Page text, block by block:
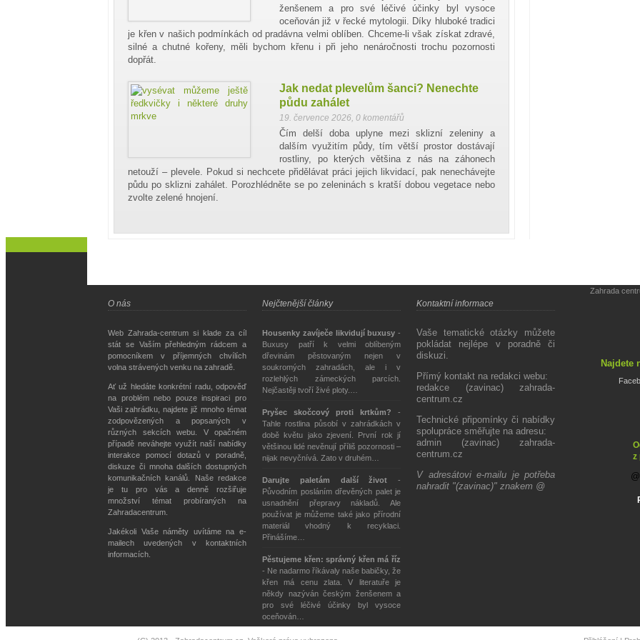
ženšenem a pro své léčivé účinky byl vysoce
oceňován již v řecké mytologii. Díky hluboké tradici
je křen v našich podmínkách od pradávna velmi oblíben. Chceme-li však získat zdravé,
silné a chutné kořeny, měli bychom křenu i při jeho nenáročnosti trochu pozornosti
dopřát.
Jak nedat plevelům šanci? Nenechte
půdu zahálet
19. července 2026, 0 komentářů
Čím delší doba uplyne mezi sklizní zeleniny a
dalším využitím půdy, tím větší prostor dostávají
rostliny, po kterých většina z nás na záhonech
netouží – plevele. Pokud si nechcete přidělávat práci jejich likvidací, pak nenechávejte
půdu po sklizni zahálet. Porozhlédněte se po zeleninách s kratší dobou vegetace nebo
zvolte zelené hnojení.
O nás
Web Zahrada-centrum si klade za cíl
stát se Vaším přehledným rádcem a
pomocníkem v příjemných chvílích
volna strávených venku na zahradě.
Ať už hledáte konkrétní radu, odpověď
na problém nebo pouze inspiraci pro
Vaši zahrádku, najdete již mnoho témat
zodpovězených a popsaných v
různých sekcích webu. V opačném
případě neváhejte využít naší nabídky
interakce pomocí dotazů v poradně,
diskuze či mnoha dalších dostupných
komunikačních kanálů. Naše redakce
je tu pro vás a denně rozšiřuje
množství témat probíraných na
Zahradacentrum.
Jakékoli Vaše náměty uvítáme na e-
mailech uvedených v kontaktních
informacích.
Nejčtenější články
Housenky zavíječe likvidují buxusy -
Buxusy patří k velmi oblíbeným
dřevinám pěstovaným nejen v
soukromých zahradách, ale i v
rozlehlých zámeckých parcích.
Nejčastěji tvoří živé ploty.…
Pryšec skočcový proti krtkům? -
Tahle rostlina působí v zahrádkách v
době květu jako zjevení. První rok jí
většinou lidé nevěnují příliš pozornosti –
nijak nevyčnívá. Zato v druhém…
Darujte paletám další život -
Původním posláním dřevěných palet je
usnadnění přepravy nákladů. Ale
používat je můžeme také jako přírodní
materiál vhodný k recyklaci.
Přinášíme…
Pěstujeme křen: správný křen má říz
- Ne nadarmo říkávaly naše babičky, že
křen má cenu zlata. V literatuře je
někdy nazýván českým ženšenem a
pro své léčivé účinky byl vysoce
oceňován…
Kontaktní informace
Vaše tematické otázky můžete
pokládat nejlépe v poradně či
diskuzi.
Přímý kontakt na redakci webu:
redakce (zavinac) zahrada-
centrum.cz
Technické připomínky či nabídky
spolupráce směřujte na adresu:
admin (zavinac) zahrada-
centrum.cz
V adresátovi e-mailu je potřeba
nahradit "(zavinac)" znakem @
Zahrada
Najdete
z